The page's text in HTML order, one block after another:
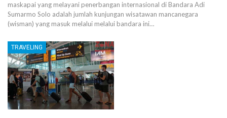
maskapai yang melayani penerbangan internasional di Bandara Adi
Sumarmo Solo adalah jumlah kunjungan wisatawan mancanegara
(wisman) yang masuk melalui melalui bandara ini…
TRAVELING